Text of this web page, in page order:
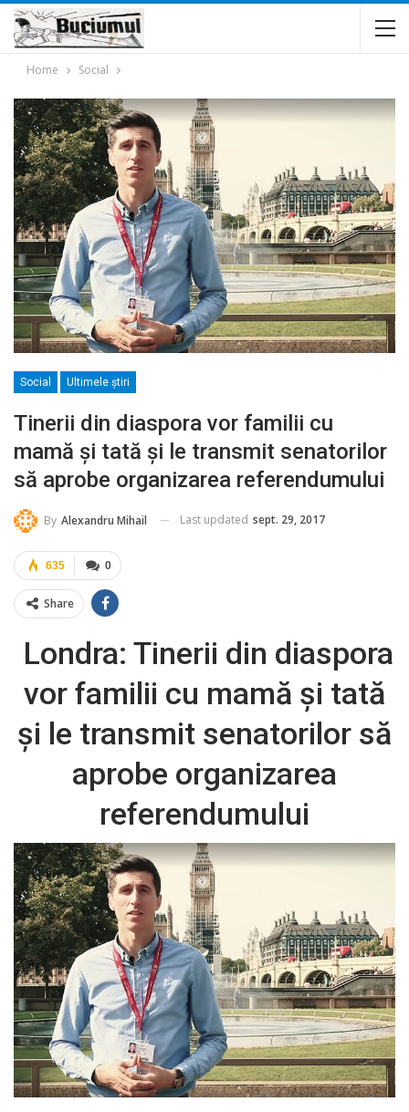
Home Social
Social Ultimele ştiri
Tinerii din diaspora vor familii cu
mamă şi tată şi le transmit senatorilor
să aprobe organizarea referendumului
By Alexandru Mihail Last updated sept. 29, 2017
0
635
Share
Londra: Tinerii din diaspora
vor familii cu mamă şi tată
şi le transmit senatorilor să
aprobe organizarea
referendumului